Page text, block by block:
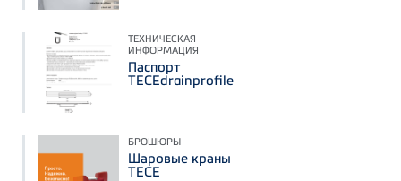
ТЕХНИЧЕСКАЯ
ИНФОРМАЦИЯ
Паспорт
TECEdrainprofile
БРОШЮРЫ
Шаровые краны
TECE